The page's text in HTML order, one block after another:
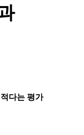
다는 평가